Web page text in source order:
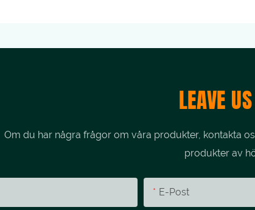
LEAVE US
Om du har några frågor om våra produkter, kontakta
produkter av
E-Post